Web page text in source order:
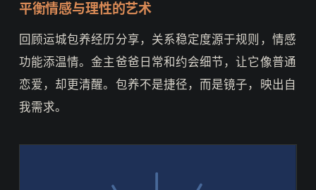
平衡情感与理性的艺术
回顾运城包养经历分享，关系稳定度源于规则，情感
功能添温情。金主爸爸日常和约会细节，让它像普通
恋爱，却更清醒。包养不是捷径，而是镜子，映出自
我需求。